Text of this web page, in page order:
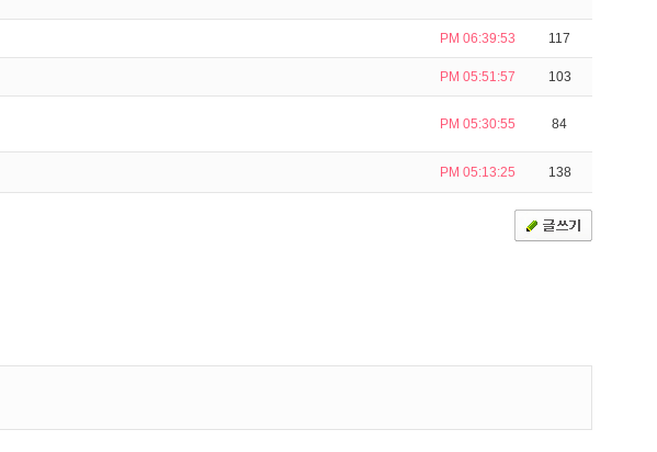
PM 06:39:53 117
PM 05:51:57 103
PM 05:30:55 84
PM 05:13:25 138